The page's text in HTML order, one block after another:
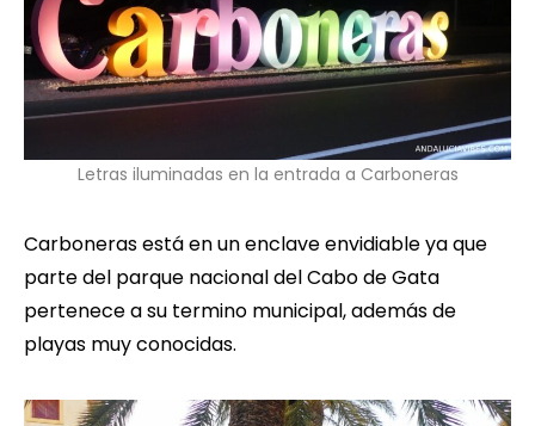
Letras iluminadas en la entrada a Carboneras
Carboneras está en un enclave envidiable ya que
parte del parque nacional del Cabo de Gata
pertenece a su termino municipal, además de
playas muy conocidas.